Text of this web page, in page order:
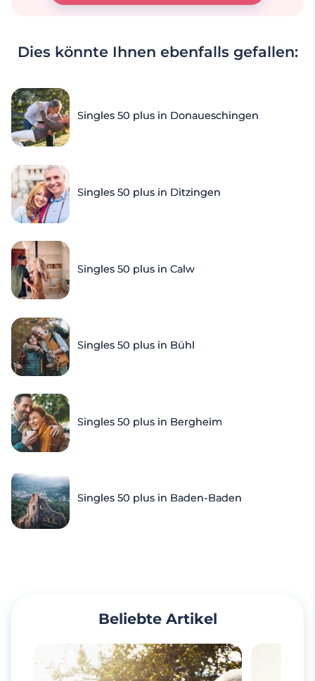
Dies könnte Ihnen ebenfalls gefallen:
Singles 50 plus in Donaueschingen
Singles 50 plus in Ditzingen
Singles 50 plus in Calw
Singles 50 plus in Bühl
Singles 50 plus in Bergheim
Singles 50 plus in Baden-Baden
Beliebte Artikel